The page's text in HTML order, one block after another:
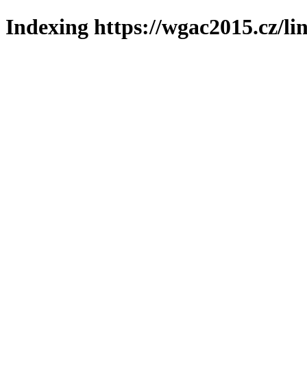
Indexing https://wgac2015.cz/